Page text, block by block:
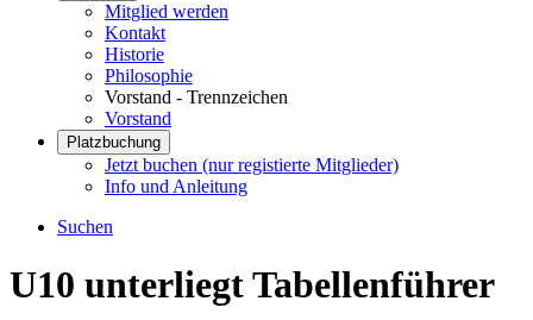
Mitglied werden
Kontakt
Historie
Philosophie
Vorstand - Trennzeichen
Vorstand
Platzbuchung
Jetzt buchen (nur registierte Mitglieder)
Info und Anleitung
Suchen
U10 unterliegt Tabellenführer